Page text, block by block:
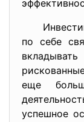
по себе
еще
успешное